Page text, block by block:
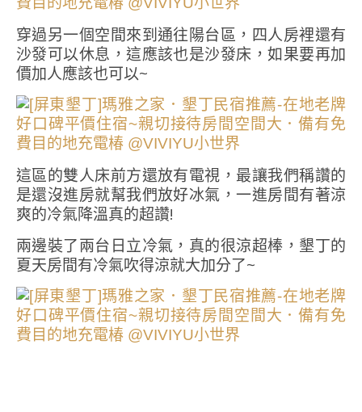
穿過另一個空間來到通往陽台區，四人房裡還有
沙發可以休息，這應該也是沙發床，如果要再加
價加人應該也可以~
這區的雙人床前方還放有電視，最讓我們稱讚的
是還沒進房就幫我們放好冰氣，一進房間有著涼
爽的冷氣降溫真的超讚!
兩邊裝了兩台日立冷氣，真的很涼超棒，墾丁的
夏天房間有冷氣吹得涼就大加分了~